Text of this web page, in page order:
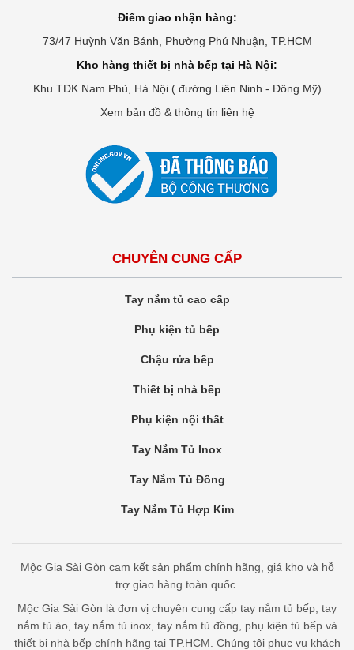
Điểm giao nhận hàng:
73/47 Huỳnh Văn Bánh, Phường Phú Nhuận, TP.HCM
Kho hàng thiết bị nhà bếp tại Hà Nội:
Khu TDK Nam Phù, Hà Nội ( đường Liên Ninh - Đông Mỹ)
Xem bản đồ & thông tin liên hệ
CHUYÊN CUNG CẤP
Tay nắm tủ cao cấp
Phụ kiện tủ bếp
Chậu rửa bếp
Thiết bị nhà bếp
Phụ kiện nội thất
Tay Nắm Tủ Inox
Tay Nắm Tủ Đồng
Tay Nắm Tủ Hợp Kim
Mộc Gia Sài Gòn cam kết sản phẩm chính hãng, giá kho và hỗ
trợ giao hàng toàn quốc.
Mộc Gia Sài Gòn là đơn vị chuyên cung cấp tay nắm tủ bếp, tay
nắm tủ áo, tay nắm tủ inox, tay nắm tủ đồng, phụ kiện tủ bếp và
thiết bị nhà bếp chính hãng tại TP.HCM. Chúng tôi phục vụ khách